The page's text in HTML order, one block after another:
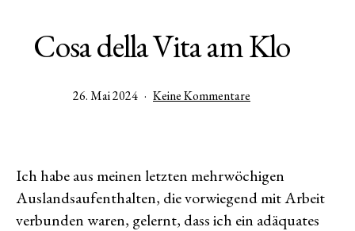
Cosa della Vita am Klo
Veröffentlicht
26. Mai 2024 Keine Kommentare
Klo
Ich habe aus meinen letzten mehrwöchigen
Auslandsaufenthalten, die vorwiegend mit Arbeit
verbunden waren, gelernt, dass ich ein adäquates